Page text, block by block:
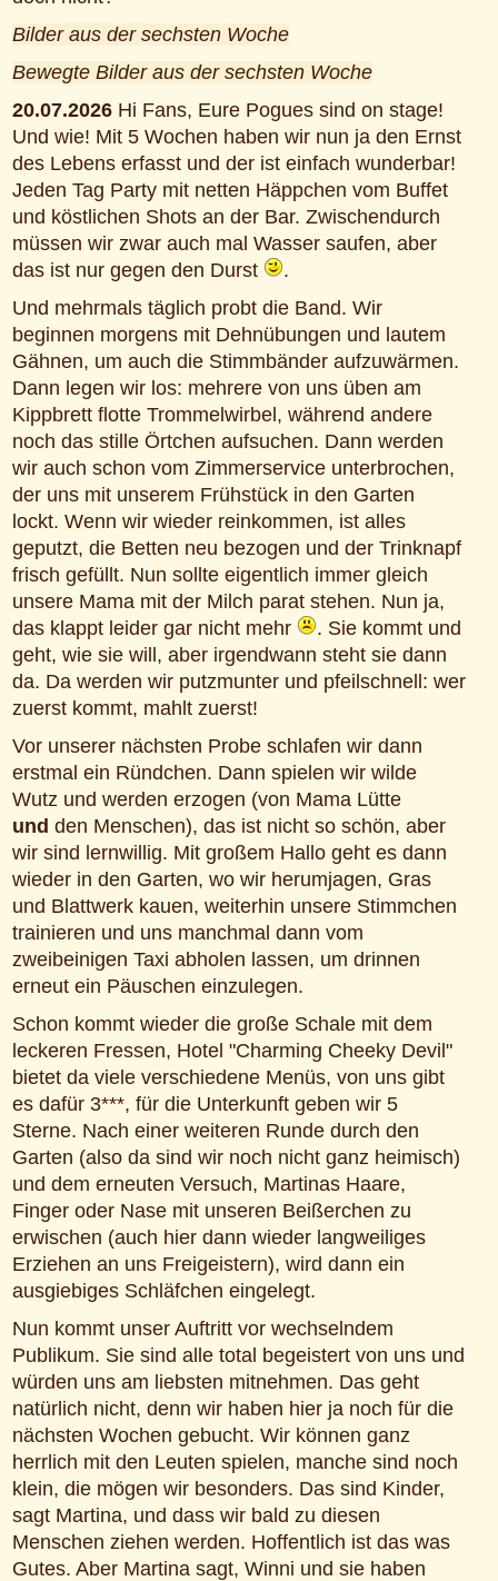
Bilder aus der sechsten Woche
Bewegte Bilder aus der sechsten Woche
20.07.2026 Hi Fans, Eure Pogues sind on stage!
Und wie! Mit 5 Wochen haben wir nun ja den Ernst
des Lebens erfasst und der ist einfach wunderbar!
Jeden Tag Party mit netten Häppchen vom Buffet
und köstlichen Shots an der Bar. Zwischendurch
müssen wir zwar auch mal Wasser saufen, aber
das ist nur gegen den Durst
.
Und mehrmals täglich probt die Band. Wir
beginnen morgens mit Dehnübungen und lautem
Gähnen, um auch die Stimmbänder aufzuwärmen.
Dann legen wir los: mehrere von uns üben am
Kippbrett flotte Trommelwirbel, während andere
noch das stille Örtchen aufsuchen. Dann werden
wir auch schon vom Zimmerservice unterbrochen,
der uns mit unserem Frühstück in den Garten
lockt. Wenn wir wieder reinkommen, ist alles
geputzt, die Betten neu bezogen und der Trinknapf
frisch gefüllt. Nun sollte eigentlich immer gleich
unsere Mama mit der Milch parat stehen. Nun ja,
das klappt leider gar nicht mehr
. Sie kommt und
geht, wie sie will, aber irgendwann steht sie dann
da. Da werden wir putzmunter und pfeilschnell: wer
zuerst kommt, mahlt zuerst!
Vor unserer nächsten Probe schlafen wir dann
erstmal ein Ründchen. Dann spielen wir wilde
Wutz und werden erzogen (von Mama Lütte
und den Menschen), das ist nicht so schön, aber
wir sind lernwillig. Mit großem Hallo geht es dann
wieder in den Garten, wo wir herumjagen, Gras
und Blattwerk kauen, weiterhin unsere Stimmchen
trainieren und uns manchmal dann vom
zweibeinigen Taxi abholen lassen, um drinnen
erneut ein Päuschen einzulegen.
Schon kommt wieder die große Schale mit dem
leckeren Fressen, Hotel "Charming Cheeky Devil"
bietet da viele verschiedene Menüs, von uns gibt
es dafür 3***, für die Unterkunft geben wir 5
Sterne. Nach einer weiteren Runde durch den
Garten (also da sind wir noch nicht ganz heimisch)
und dem erneuten Versuch, Martinas Haare,
Finger oder Nase mit unseren Beißerchen zu
erwischen (auch hier dann wieder langweiliges
Erziehen an uns Freigeistern), wird dann ein
ausgiebiges Schläfchen eingelegt.
Nun kommt unser Auftritt vor wechselndem
Publikum. Sie sind alle total begeistert von uns und
würden uns am liebsten mitnehmen. Das geht
natürlich nicht, denn wir haben hier ja noch für die
nächsten Wochen gebucht. Wir können ganz
herrlich mit den Leuten spielen, manche sind noch
klein, die mögen wir besonders. Das sind Kinder,
sagt Martina, und dass wir bald zu diesen
Menschen ziehen werden. Hoffentlich ist das was
Gutes. Aber Martina sagt, Winni und sie haben